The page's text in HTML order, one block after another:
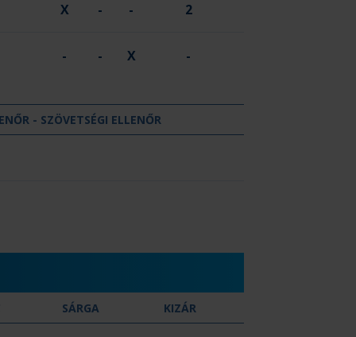
X - - 2
- - X -
- SZÖVETSÉGI ELLENŐR
SÁRGA KIZÁR